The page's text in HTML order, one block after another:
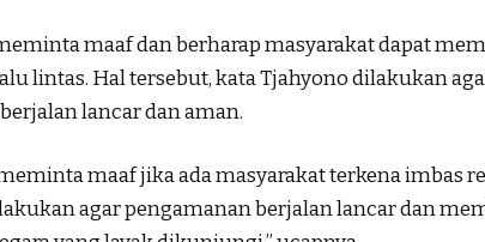
maaf dan berharap masyarakat dapat
lintas. Hal tersebut, kata Tjahyono dilakukan
lancar dan aman.
maaf jika ada masyarakat terkena imbas
agar pengamanan berjalan lancar dan